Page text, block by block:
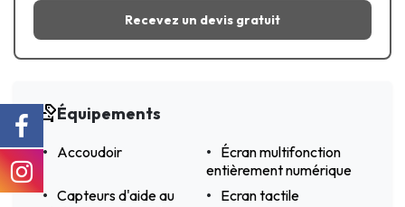
Recevez un devis gratuit
Équipements
Accoudoir
Écran multifonction
entièrement numérique
Capteurs d'aide au
Ecran tactile